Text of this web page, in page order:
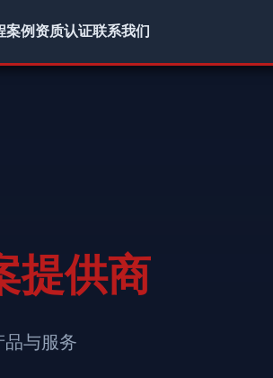
案例 资质认证联系我们
提供商
与服务